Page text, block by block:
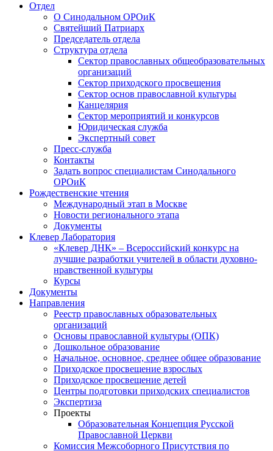
Отдел
О Синодальном ОРОиК
Святейший Патриарх
Председатель отдела
Структура отдела
Сектор православных общеобразовательных
организаций
Сектор приходского просвещения
Сектор основ православной культуры
Канцелярия
Сектор мероприятий и конкурсов
Юридическая служба
Экспертный совет
Пресс-служба
Контакты
Задать вопрос специалистам Синодального
ОРОиК
Рождественские чтения
Международный этап в Москве
Новости регионального этапа
Документы
Клевер Лаборатория
«Клевер ДНК» – Всероссийский конкурс на
лучшие разработки учителей в области духовно-
нравственной культуры
Курсы
Документы
Направления
Реестр православных образовательных
организаций
Основы православной культуры (ОПК)
Дошкольное образование
Начальное, основное, среднее общее образование
Приходское просвещение взрослых
Приходское просвещение детей
Центры подготовки приходских специалистов
Экспертиза
Проекты
Образовательная Концепция Русской
Православной Церкви
Комиссия Межсоборного Присутствия по